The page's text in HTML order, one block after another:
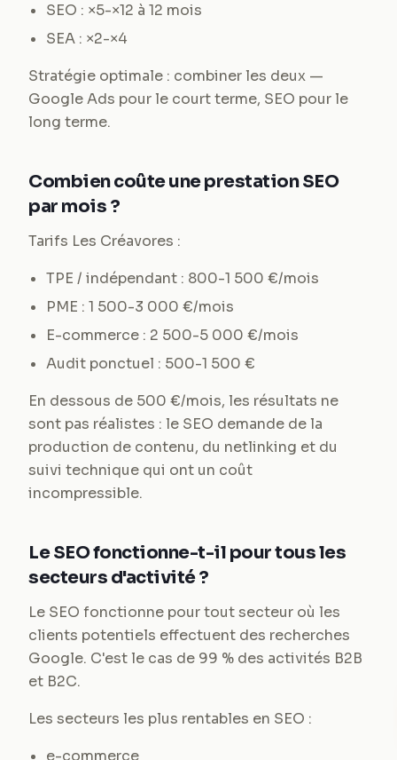
SEO : ×5-×12 à 12 mois
SEA : ×2-×4
Stratégie optimale : combiner les deux —
Google Ads pour le court terme, SEO pour le
long terme.
Combien coûte une prestation SEO
par mois ?
Tarifs Les Créavores :
TPE / indépendant : 800-1 500 €/mois
PME : 1 500-3 000 €/mois
E-commerce : 2 500-5 000 €/mois
Audit ponctuel : 500-1 500 €
En dessous de 500 €/mois, les résultats ne
sont pas réalistes : le SEO demande de la
production de contenu, du netlinking et du
suivi technique qui ont un coût
incompressible.
Le SEO fonctionne-t-il pour tous les
secteurs d'activité ?
Le SEO fonctionne pour tout secteur où les
clients potentiels effectuent des recherches
Google. C'est le cas de 99 % des activités B2B
et B2C.
Les secteurs les plus rentables en SEO :
e-commerce